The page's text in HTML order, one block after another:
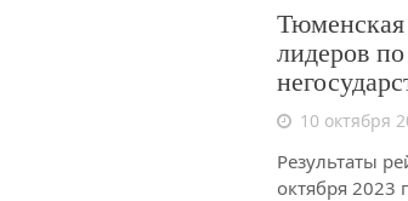
Тюменская
лидеров
10 октября
Результаты
октября 2023